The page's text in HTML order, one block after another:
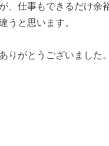
、仕事もできるだけ余
うと思います。
りがとうございました。